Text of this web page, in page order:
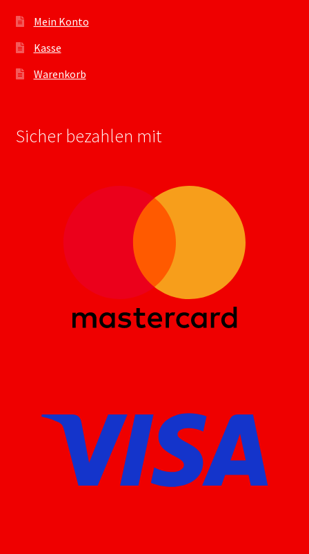
Mein Konto
Kasse
Warenkorb
Sicher bezahlen mit